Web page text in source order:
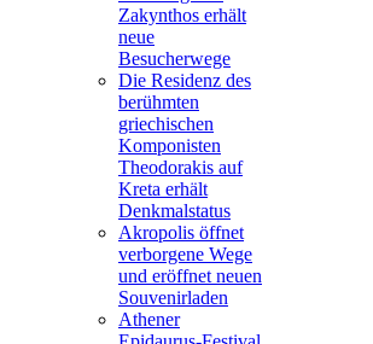
Zakynthos erhält
neue
Besucherwege
Die Residenz des
berühmten
griechischen
Komponisten
Theodorakis auf
Kreta erhält
Denkmalstatus
Akropolis öffnet
verborgene Wege
und eröffnet neuen
Souvenirladen
Athener